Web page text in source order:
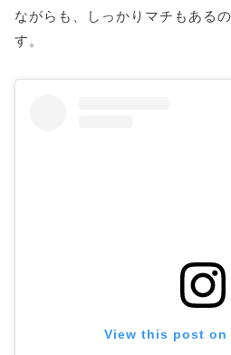
ながらも、しっかりマチもある
す。
View this post on